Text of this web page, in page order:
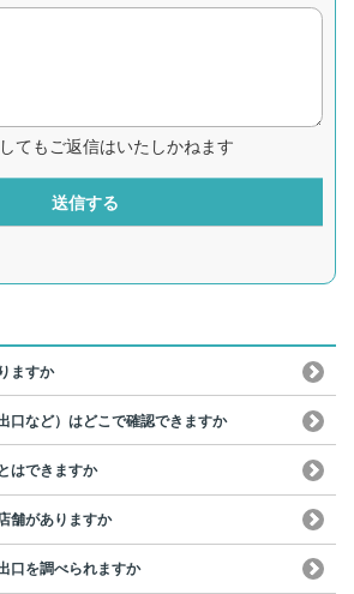
てもご返信はいたしかねます
送信する
ますか
口など）はどこで確認できますか
はできますか
舗がありますか
口を調べられますか